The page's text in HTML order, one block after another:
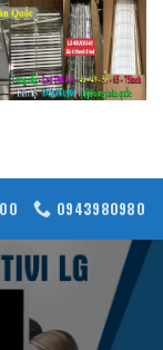
0943980980